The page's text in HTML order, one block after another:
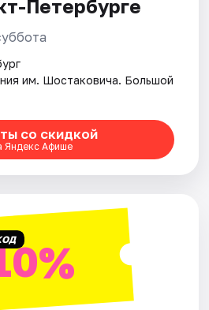
Петербурге
им. Шостаковича. Большой
со скидкой
Яндекс Афише